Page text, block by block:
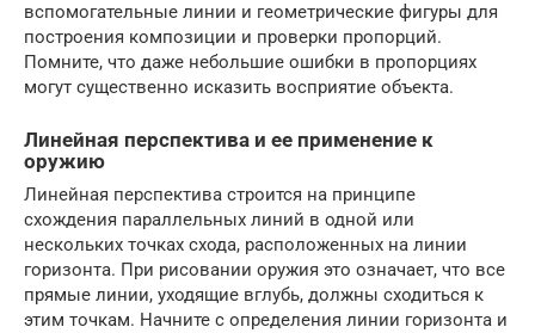
вспомогательные линии и геометрические фигуры для
построения композиции и проверки пропорций.
Помните, что даже небольшие ошибки в пропорциях
могут существенно исказить восприятие объекта.
Линейная перспектива и ее применение к
оружию
Линейная перспектива строится на принципе
схождения параллельных линий в одной или
нескольких точках схода, расположенных на линии
горизонта. При рисовании оружия это означает, что все
прямые линии, уходящие вглубь, должны сходиться к
этим точкам. Начните с определения линии горизонта и